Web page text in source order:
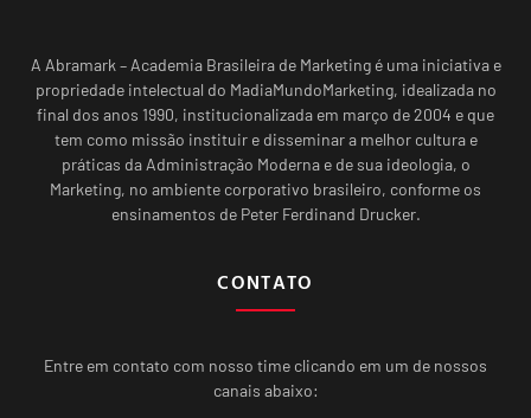
A Abramark – Academia Brasileira de Marketing é uma iniciativa e
propriedade intelectual do MadiaMundoMarketing, idealizada no
final dos anos 1990, institucionalizada em março de 2004 e que
tem como missão instituir e disseminar a melhor cultura e
práticas da Administração Moderna e de sua ideologia, o
Marketing, no ambiente corporativo brasileiro, conforme os
ensinamentos de Peter Ferdinand Drucker.
CONTATO
Entre em contato com nosso time clicando em um de nossos
canais abaixo: